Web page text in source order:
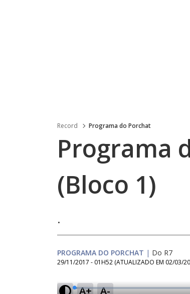
Record Programa do Porchat
Programa
(Bloco 1)
.
PROGRAMA DO PORCHAT | Do R7
29/11/2017 - 01H52 (ATUALIZADO EM 02/03/
A+ A-
L